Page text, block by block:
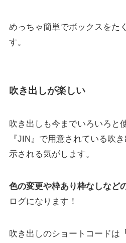
めっちゃ簡単でボックスをた
す。
吹き出しが楽しい
吹き出しも今までいろいろと
『JIN』で用意されている吹
示される気がします。
色の変更や枠あり枠なしなど
ログになります！
吹き出しのショートコードは